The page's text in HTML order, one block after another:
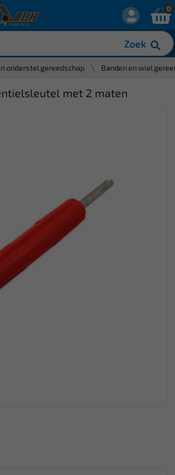
Zoek
0
onderstel gereedschap Banden en wiel
met 2 maten